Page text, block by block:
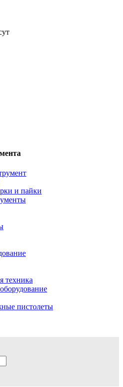
и пайки
техника
пистолеты